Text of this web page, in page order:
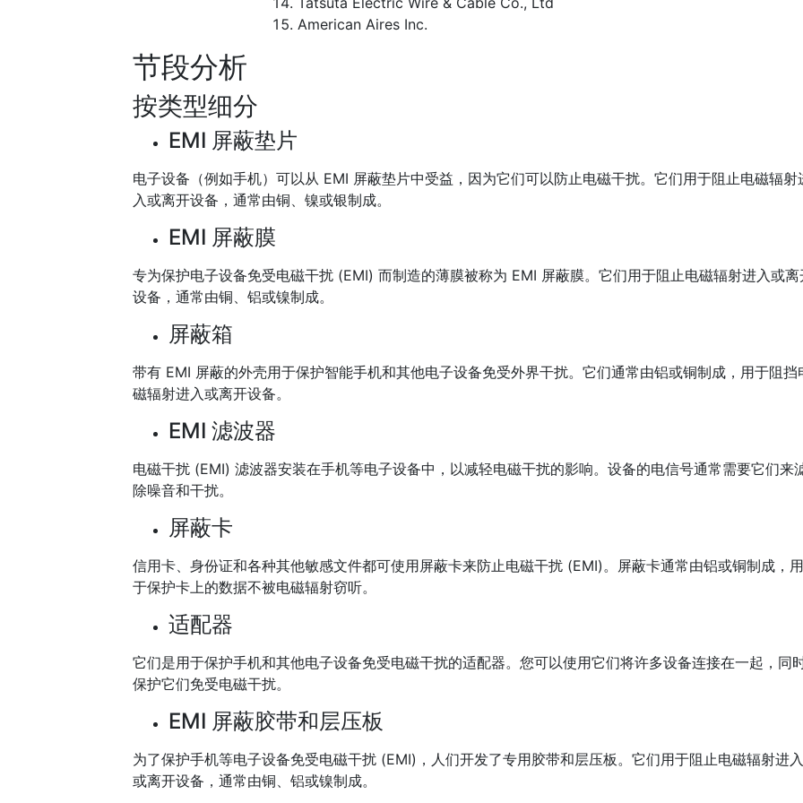
American Aires Inc.
节段分析
按类型细分
EMI 屏蔽垫片
电子设备（例如手机）可以从 EMI 屏蔽垫片中受益，因为它们可以防止电磁干扰。它们用于阻止电磁辐射
入或离开设备，通常由铜、镍或银制成。
EMI 屏蔽膜
专为保护电子设备免受电磁干扰 (EMI) 而制造的薄膜被称为 EMI 屏蔽膜。它们用于阻止电磁辐射进入或离
设备，通常由铜、铝或镍制成。
屏蔽箱
带有 EMI 屏蔽的外壳用于保护智能手机和其他电子设备免受外界干扰。它们通常由铝或铜制成，用于阻挡
磁辐射进入或离开设备。
EMI 滤波器
电磁干扰 (EMI) 滤波器安装在手机等电子设备中，以减轻电磁干扰的影响。设备的电信号通常需要它们来
除噪音和干扰。
屏蔽卡
信用卡、身份证和各种其他敏感文件都可使用屏蔽卡来防止电磁干扰 (EMI)。屏蔽卡通常由铝或铜制成，用
于保护卡上的数据不被电磁辐射窃听。
适配器
它们是用于保护手机和其他电子设备免受电磁干扰的适配器。您可以使用它们将许多设备连接在一起，同
保护它们免受电磁干扰。
EMI 屏蔽胶带和层压板
为了保护手机等电子设备免受电磁干扰 (EMI)，人们开发了专用胶带和层压板。它们用于阻止电磁辐射进入
或离开设备，通常由铜、铝或镍制成。